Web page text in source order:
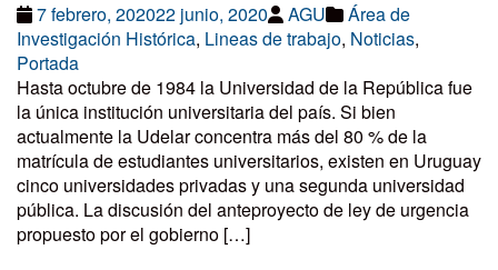
7 febrero, 202022 junio, 2020 AGU
Área de
Investigación Histórica, Lineas de trabajo, Noticias,
Portada
Hasta octubre de 1984 la Universidad de la República fue
la única institución universitaria del país. Si bien
actualmente la Udelar concentra más del 80 % de la
matrícula de estudiantes universitarios, existen en Uruguay
cinco universidades privadas y una segunda universidad
pública. La discusión del anteproyecto de ley de urgencia
propuesto por el gobierno […]